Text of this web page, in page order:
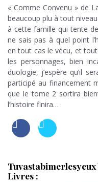
« Comme Convenu » de
beaucoup plu à tout
à cette famille qui tente
ne sais pas à quel point
en tout cas le vécu, et
les personnages, bien
duologie, j’espère qu’il
participé au financement
que le tome 2 sortira
l’histoire finira…
Tuvastabimerlesyeux
Livres :